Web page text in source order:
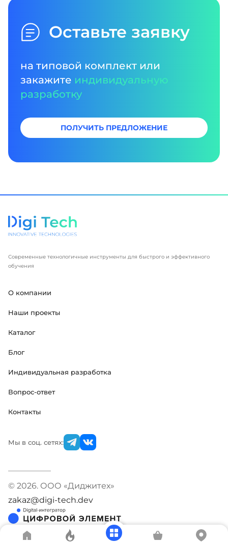
Оставьте заявку
на типовой комплект или
закажите индивидуальную
разработку
ПОЛУЧИТЬ ПРЕДЛОЖЕНИЕ
Современные технологичные инструменты для быстрого и эффективного
обучения
О компании
Наши проекты
Каталог
Блог
Индивидуальная разработка
Вопрос-ответ
Контакты
Мы в соц. сетях:
© 2026. ООО «Диджитех»
zakaz@digi-tech.dev